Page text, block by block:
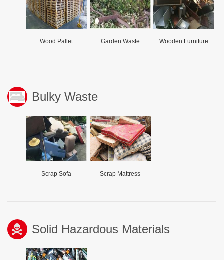
Wood Pallet Garden Waste Wooden Furniture
Bulky Waste
Scrap Sofa Scrap Mattress
Solid Hazardous Materials